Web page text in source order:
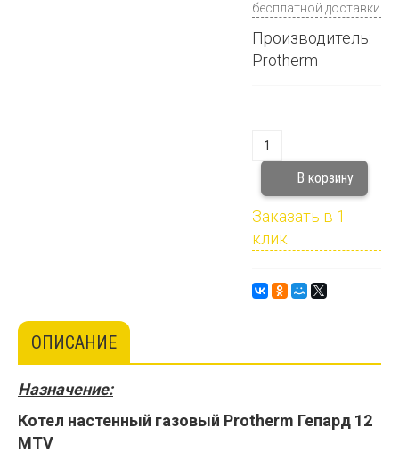
бесплатной доставки
Производитель:
Protherm
Заказать в 1
клик
ОПИСАНИЕ
Назначение:
Котел настенный газовый Protherm Гепард 12
MTV